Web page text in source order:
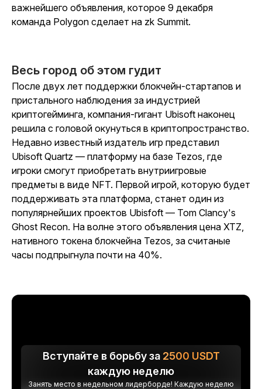
важнейшего объявления, которое 9 декабря
команда Polygon сделает на zk Summit.
Весь город об этом гудит
После двух лет поддержки блокчейн-стартапов и
пристального наблюдения за индустрией
криптогейминга, компания-гигант Ubisoft наконец
решила с головой окунуться в криптопространство.
Недавно известный издатель игр представил
Ubisoft Quartz — платформу на базе Tezos, где
игроки смогут приобретать внутриигровые
предметы в виде NFT. Первой игрой, которую будет
поддерживать эта платформа, станет один из
популярнейших проектов Ubisfoft — Tom Clancy's
Ghost Recon. На волне этого объявления цена XTZ,
нативного токена блокчейна Tezos, за считаные
часы подпрыгнула почти на 40%.
Вступайте в борьбу за 2500 USDT
каждую неделю
Занять место в недельном лидерборде! Каждую неделю